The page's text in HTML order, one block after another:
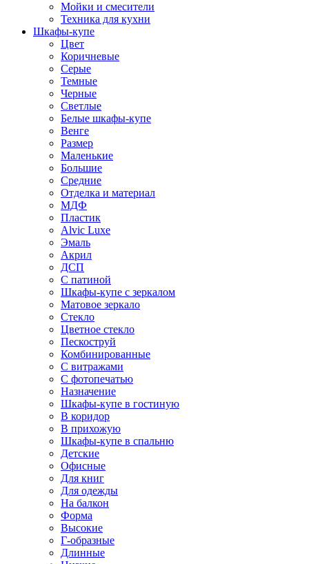
Мойки и смесители
Техника для кухни
Шкафы-купе
Цвет
Коричневые
Серые
Темные
Черные
Светлые
Белые шкафы-купе
Венге
Размер
Маленькие
Большие
Средние
Отделка и материал
МДФ
Пластик
Alvic Luxe
Эмаль
Акрил
ДСП
С патиной
Шкафы-купе с зеркалом
Матовое зеркало
Стекло
Цветное стекло
Пескоструй
Комбинированные
С витражами
С фотопечатью
Назначение
Шкафы-купе в гостиную
В коридор
В прихожую
Шкафы-купе в спальню
Детские
Офисные
Для книг
Для одежды
На балкон
Форма
Высокие
Г-образные
Длинные